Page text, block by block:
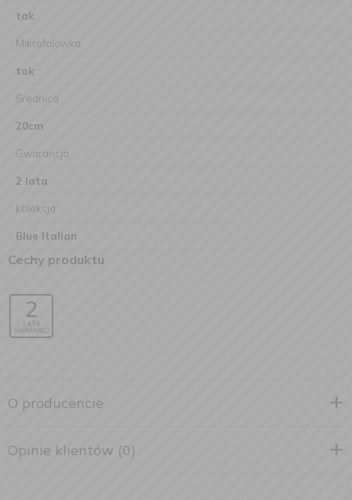
tak
Mikrofalówka
tak
Średnica
20cm
Gwarancja
2 lata
kolekcja
Blue Italian
Cechy produktu
O producencie
Opinie klientów (0)